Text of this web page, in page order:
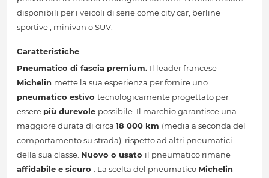
disponibili per i veicoli di serie come city car, berline
sportive , minivan o SUV.
Caratteristiche
Pneumatico di fascia premium. Il leader francese
Michelin mette la sua esperienza per fornire uno
pneumatico estivo tecnologicamente progettato per
essere più durevole possibile. Il marchio garantisce una
maggiore durata di circa 18 000 km (media a seconda del
comportamento su strada), rispetto ad altri pneumatici
della sua classe. Nuovo o usato il pneumatico rimane
affidabile e sicuro . La scelta del pneumatico Michelin